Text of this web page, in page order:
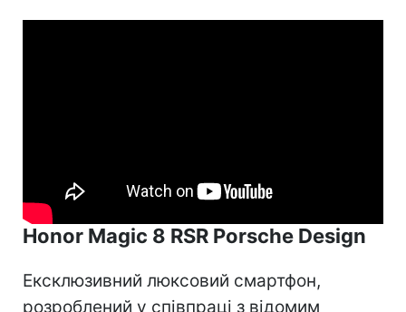
Honor Magic 8 RSR Porsche Design
Ексклюзивний люксовий смартфон,
розроблений у співпраці з відомим